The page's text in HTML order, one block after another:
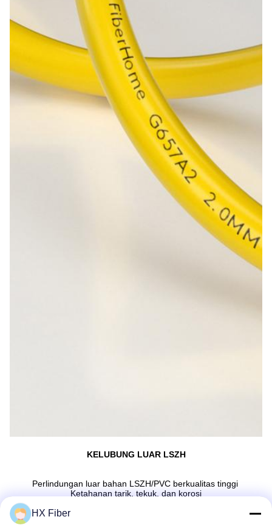
KELUBUNG LUAR LSZH
Perlindungan luar bahan LSZH/PVC berkualitas tinggi
Ketahanan tarik, tekuk, dan korosi
HX Fiber